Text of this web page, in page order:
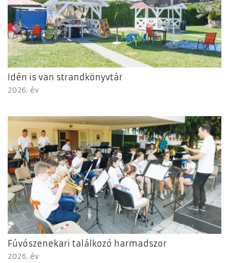
Idén is van strandkönyvtár
2026. év
Fúvószenekari találkozó harmadszor
2026. év